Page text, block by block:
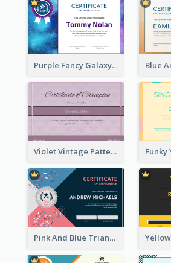
Purple Fancy Galaxy Certificate
Violet Vintage Pattern Certificate Design For Winners
Pink And Blue Triangles Confetti Celebration Certificate